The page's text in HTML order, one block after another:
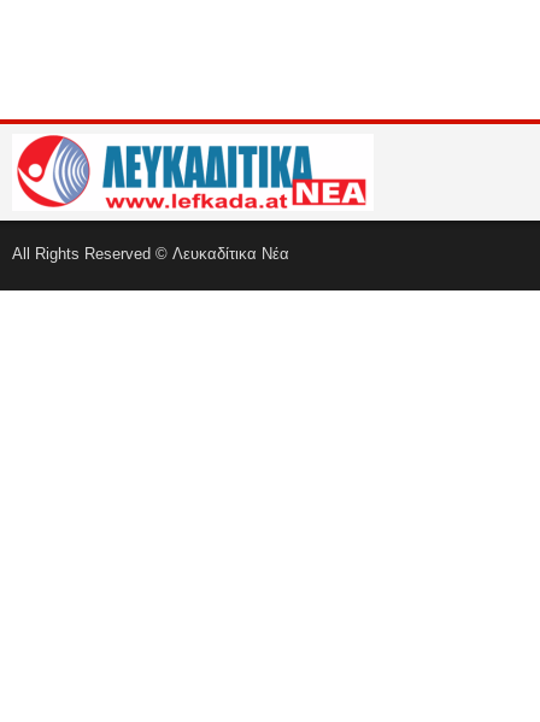
All Rights Reserved © Λευκαδίτικα Νέα